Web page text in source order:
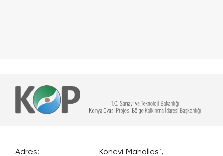
Adres: Konevi Mahallesi,